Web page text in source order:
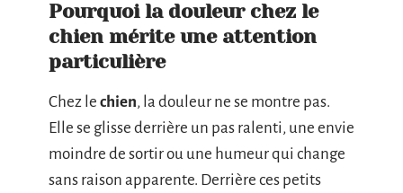
Pourquoi la douleur chez le
chien mérite une attention
particulière
Chez le chien, la douleur ne se montre pas.
Elle se glisse derrière un pas ralenti, une envie
moindre de sortir ou une humeur qui change
sans raison apparente. Derrière ces petits